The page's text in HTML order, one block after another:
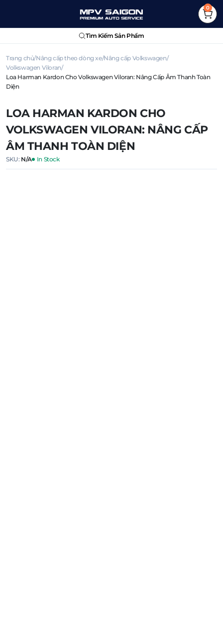
0
Tìm Kiếm Sản Phẩm
Trang chủ Nâng cấp theo dòng xe Nâng cấp Volkswagen
Volkswagen Viloran
Loa Harman Kardon Cho Volkswagen Viloran: Nâng Cấp Âm Thanh Toàn
Diện
LOA HARMAN KARDON CHO
VOLKSWAGEN VILORAN: NÂNG CẤP
ÂM THANH TOÀN DIỆN
SKU: N/A In Stock